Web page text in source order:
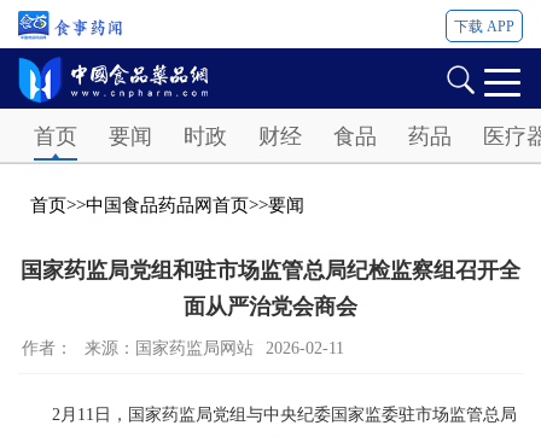
下载 APP
首页 要闻 时政 财经 食品 药品 医疗
首页>>中国食品药品网首页>>要闻
国家药监局党组和驻市场监管总局纪检监察组召开全
面从严治党会商会
作者： 来源：国家药监局网站 2026-02-11
2月11日，国家药监局党组与中央纪委国家监委驻市场监管总局